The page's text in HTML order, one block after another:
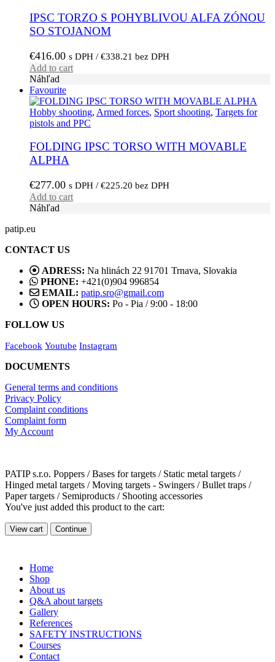
IPSC TORZO S POHYBLIVOU ALFA ZÓNOU
SO STOJANOM
€416.00 s DPH / €338.21 bez DPH
Add to cart
Náhľad
Favourite
Hobby shooting, Armed forces, Sport shooting, Targets for
pistols and PPC
FOLDING IPSC TORSO WITH MOVABLE
ALPHA
€277.00 s DPH / €225.20 bez DPH
Add to cart
Náhľad
patip.eu
CONTACT US
ADRESS: Na hlinách 22 91701 Trnava, Slovakia
PHONE: +421(0)904 996854
EMAIL: patip.sro@gmail.com
OPEN HOURS: Po - Pia / 9:00 - 18:00
FOLLOW US
Facebook Youtube Instagram
DOCUMENTS
General terms and conditions
Privacy Policy
Complaint conditions
Complaint form
My Account
PATIP s.r.o. Poppers / Bases for targets / Static metal targets /
Hinged metal targets / Moving targets - Swingers / Bullet traps /
Paper targets / Semiproducts / Shooting accessories
You've just added this product to the cart:
View cart Continue
Home
Shop
About us
Q&A about targets
Gallery
References
SAFETY INSTRUCTIONS
Courses
Contact